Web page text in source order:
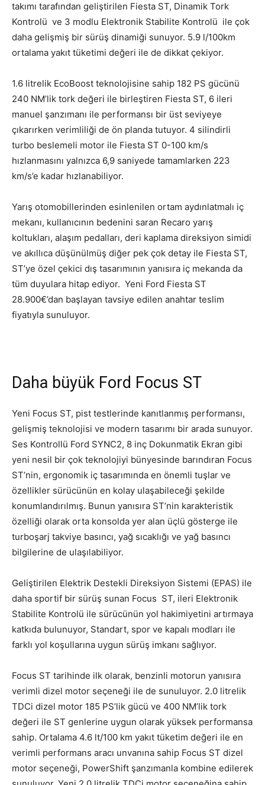
takımı tarafından geliştirilen Fiesta ST, Dinamik Tork
Kontrolü ve 3 modlu Elektronik Stabilite Kontrolü ile çok
daha gelişmiş bir sürüş dinamiği sunuyor. 5.9 l/100km
ortalama yakıt tüketimi değeri ile de dikkat çekiyor.
1.6 litrelik EcoBoost teknolojisine sahip 182 PS gücünü
240 NM’lik tork değeri ile birleştiren Fiesta ST, 6 ileri
manuel şanzımanı ile performansı bir üst seviyeye
çıkarırken verimliliği de ön planda tutuyor. 4 silindirli
turbo beslemeli motor ile Fiesta ST 0-100 km/s
hızlanmasını yalnızca 6,9 saniyede tamamlarken 223
km/s’e kadar hızlanabiliyor.
Yarış otomobillerinden esinlenilen ortam aydınlatmalı iç
mekanı, kullanıcının bedenini saran Recaro yarış
koltukları, alaşım pedalları, deri kaplama direksiyon simidi
ve akıllıca düşünülmüş diğer pek çok detay ile Fiesta ST,
ST’ye özel çekici dış tasarımının yanısıra iç mekanda da
tüm duyulara hitap ediyor. Yeni Ford Fiesta ST
28.900€’dan başlayan tavsiye edilen anahtar teslim
fiyatıyla sunuluyor.
Daha büyük Ford Focus ST
Yeni Focus ST, pist testlerinde kanıtlanmış performansı,
gelişmiş teknolojisi ve modern tasarımı bir arada sunuyor.
Ses Kontrollü Ford SYNC2, 8 inç Dokunmatik Ekran gibi
yeni nesil bir çok teknolojiyi bünyesinde barındıran Focus
ST’nin, ergonomik iç tasarımında en önemli tuşlar ve
özellikler sürücünün en kolay ulaşabileceği şekilde
konumlandırılmış. Bunun yanısıra ST’nin karakteristik
özelliği olarak orta konsolda yer alan üçlü gösterge ile
turboşarj takviye basıncı, yağ sıcaklığı ve yağ basıncı
bilgilerine de ulaşılabiliyor.
Geliştirilen Elektrik Destekli Direksiyon Sistemi (EPAS) ile
daha sportif bir sürüş sunan Focus ST, ileri Elektronik
Stabilite Kontrolü ile sürücünün yol hakimiyetini artırmaya
katkıda bulunuyor, Standart, spor ve kapalı modları ile
farklı yol koşullarına uygun sürüş imkanı sağlıyor.
Focus ST tarihinde ilk olarak, benzinli motorun yanısıra
verimli dizel motor seçeneği ile de sunuluyor. 2.0 litrelik
TDCi dizel motor 185 PS’lik gücü ve 400 NM’lik tork
değeri ile ST genlerine uygun olarak yüksek performansa
sahip. Ortalama 4.6 lt/100 km yakıt tüketim değeri ile en
verimli performans aracı unvanına sahip Focus ST dizel
motor seçeneği, PowerShift şanzımanla kombine edilerek